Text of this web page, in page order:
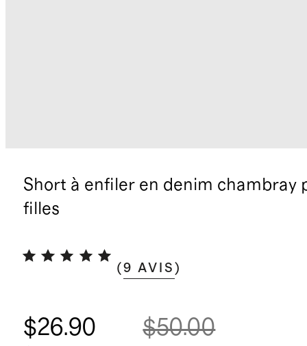
Short à enfiler en denim chambray
filles
(9 AVIS )
$26.90 $50.00